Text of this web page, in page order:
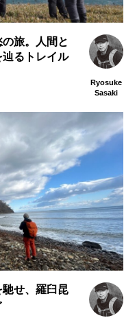
旅。人間と
るトレイル
Ryosuke
Sasaki
せ、羅臼昆